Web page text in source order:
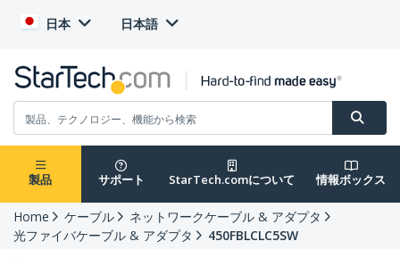
日本 日本語
製品 サポート StarTech.comについて 情報ボックス
Home ケーブル
ネットワークケーブル & アダプタ
光ファイバケーブル & アダプタ
450FBLCLC5SW